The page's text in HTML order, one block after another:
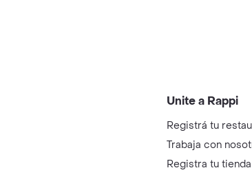
Unite a Rappi
Registrá tu
Trabaja con
Registra tu tienda